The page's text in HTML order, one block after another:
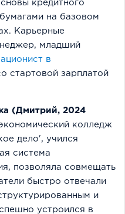
кредитного
на базовом
Карьерные
младший
в
стартовой зарплатой
(Дмитрий, 2024
колледж
дело', учился
система
позволяла совмещать
быстро отвечали
и
устроился в